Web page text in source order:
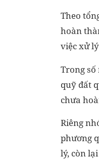
Theo
hoàn
việc xử
Trong số
quỹ đất
chưa
Riêng
phương
lý, còn